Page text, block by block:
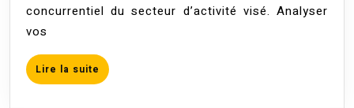
faut-
concurrentiel du secteur d’activité visé. Analyser
vos
Lire la suite Lire
la